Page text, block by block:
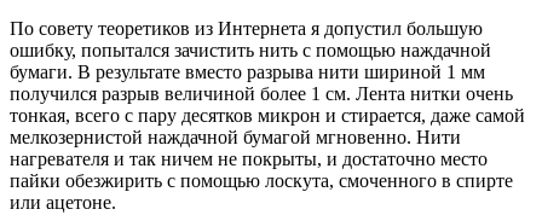
По совету теоретиков из Интернета я допустил большую
ошибку, попытался зачистить нить с помощью наждачной
бумаги. В результате вместо разрыва нити шириной 1 мм
получился разрыв величиной более 1 см. Лента нитки очень
тонкая, всего с пару десятков микрон и стирается, даже самой
мелкозернистой наждачной бумагой мгновенно. Нити
нагревателя и так ничем не покрыты, и достаточно место
пайки обезжирить с помощью лоскута, смоченного в спирте
или ацетоне.